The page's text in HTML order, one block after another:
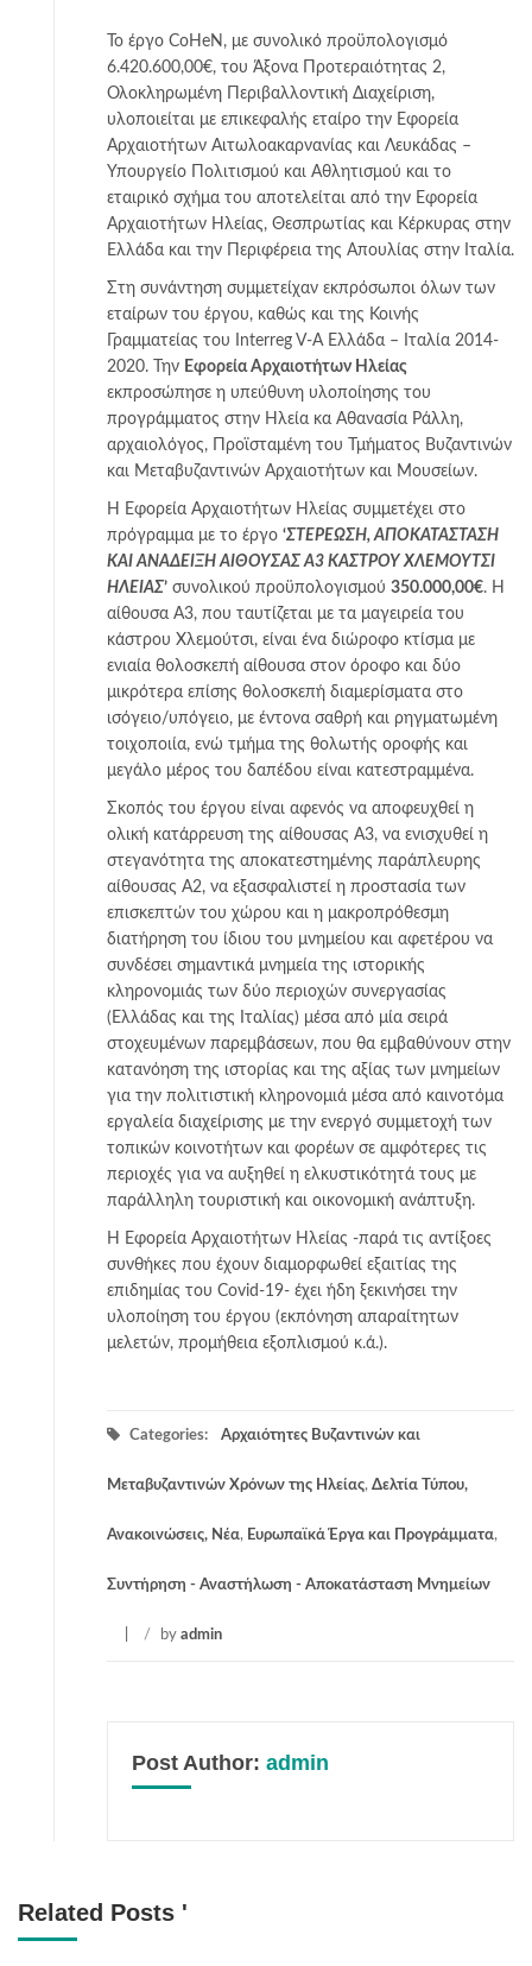
Το έργο CoHeN, με συνολικό προϋπολογισμό
6.420.600,00€, του Άξονα Προτεραιότητας 2,
Ολοκληρωμένη Περιβαλλοντική Διαχείριση,
υλοποιείται με επικεφαλής εταίρο την Εφορεία
Αρχαιοτήτων Αιτωλοακαρνανίας και Λευκάδας –
Υπουργείο Πολιτισμού και Αθλητισμού και το
εταιρικό σχήμα του αποτελείται από την Εφορεία
Αρχαιοτήτων Ηλείας, Θεσπρωτίας και Κέρκυρας στην
Ελλάδα και την Περιφέρεια της Απουλίας στην Ιταλία.
Στη συνάντηση συμμετείχαν εκπρόσωποι όλων των
εταίρων του έργου, καθώς και της Κοινής
Γραμματείας του Interreg V-A Ελλάδα – Ιταλία 2014-
2020. Την Εφορεία Αρχαιοτήτων Ηλείας
εκπροσώπησε η υπεύθυνη υλοποίησης του
προγράμματος στην Ηλεία κα Αθανασία Ράλλη,
αρχαιολόγος, Προϊσταμένη του Τμήματος Βυζαντινών
και Μεταβυζαντινών Αρχαιοτήτων και Μουσείων.
Η Εφορεία Αρχαιοτήτων Ηλείας συμμετέχει στο
πρόγραμμα με το έργο ‘ΣΤΕΡΕΩΣΗ, ΑΠΟΚΑΤΑΣΤΑΣΗ
ΚΑΙ ΑΝΑΔΕΙΞΗ ΑΙΘΟΥΣΑΣ Α3 ΚΑΣΤΡΟΥ ΧΛΕΜΟΥΤΣΙ
ΗΛΕΙΑΣ’ συνολικού προϋπολογισμού 350.000,00€. Η
αίθουσα Α3, που ταυτίζεται με τα μαγειρεία του
κάστρου Χλεμούτσι, είναι ένα διώροφο κτίσμα με
ενιαία θολοσκεπή αίθουσα στον όροφο και δύο
μικρότερα επίσης θολοσκεπή διαμερίσματα στο
ισόγειο/υπόγειο, με έντονα σαθρή και ρηγματωμένη
τοιχοποιία, ενώ τμήμα της θολωτής οροφής και
μεγάλο μέρος του δαπέδου είναι κατεστραμμένα.
Σκοπός του έργου είναι αφενός να αποφευχθεί η
ολική κατάρρευση της αίθουσας Α3, να ενισχυθεί η
στεγανότητα της αποκατεστημένης παράπλευρης
αίθουσας Α2, να εξασφαλιστεί η προστασία των
επισκεπτών του χώρου και η μακροπρόθεσμη
διατήρηση του ίδιου του μνημείου και αφετέρου να
συνδέσει σημαντικά μνημεία της ιστορικής
κληρονομιάς των δύο περιοχών συνεργασίας
(Ελλάδας και της Ιταλίας) μέσα από μία σειρά
στοχευμένων παρεμβάσεων, που θα εμβαθύνουν στην
κατανόηση της ιστορίας και της αξίας των μνημείων
για την πολιτιστική κληρονομιά μέσα από καινοτόμα
εργαλεία διαχείρισης με την ενεργό συμμετοχή των
τοπικών κοινοτήτων και φορέων σε αμφότερες τις
περιοχές για να αυξηθεί η ελκυστικότητά τους με
παράλληλη τουριστική και οικονομική ανάπτυξη.
Η Εφορεία Αρχαιοτήτων Ηλείας -παρά τις αντίξοες
συνθήκες που έχουν διαμορφωθεί εξαιτίας της
επιδημίας του Covid-19- έχει ήδη ξεκινήσει την
υλοποίηση του έργου (εκπόνηση απαραίτητων
μελετών, προμήθεια εξοπλισμού κ.ά.).
Categories: Αρχαιότητες Βυζαντινών και
Μεταβυζαντινών Χρόνων της Ηλείας, Δελτία Τύπου,
Ανακοινώσεις, Νέα, Ευρωπαϊκά Έργα και Προγράμματα,
Συντήρηση - Αναστήλωση - Αποκατάσταση Μνημείων
/ by admin
Post Author: admin
Related Posts '